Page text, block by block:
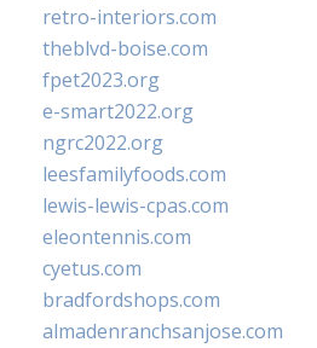
retro-interiors.com
theblvd-boise.com
fpet2023.org
e-smart2022.org
ngrc2022.org
leesfamilyfoods.com
lewis-lewis-cpas.com
eleontennis.com
cyetus.com
bradfordshops.com
almadenranchsanjose.com